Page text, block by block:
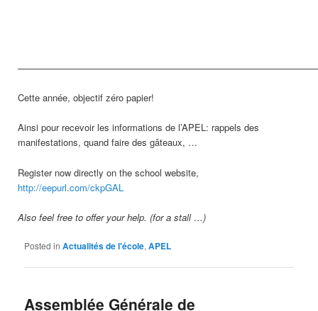
Cette année, objectif zéro papier!
Ainsi pour recevoir les informations de l’APEL: rappels des
manifestations, quand faire des gâteaux, …
Register now directly on the school website,
http://eepurl.com/ckpGAL
Also feel free to offer your help. (for a stall …)
Posted in Actualités de l'école,APEL
Assemblée Générale de